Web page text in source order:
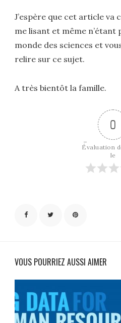
J’espère que cet article va
me lisant et même
monde des sciences et
relire sur ce sujet.
A très bientôt la famille.
0
Évaluation
le
VOUS POURRIEZ AUSSI AIMER